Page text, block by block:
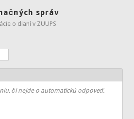
správ
o dianí v ZUUPS
či nejde o automatickú odpoveď.